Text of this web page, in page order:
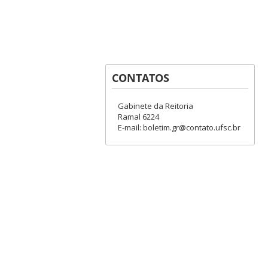
CONTATOS
Gabinete da Reitoria
Ramal 6224
E-mail: boletim.gr@contato.ufsc.br